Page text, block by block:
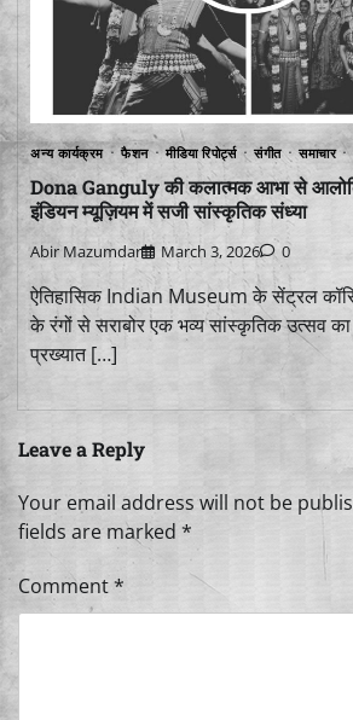
अन्य कार्यक्रम फैशन मीडिया रिपोर्ट्स संगीत समाचार
Dona Ganguly की कलात्मक आभा से
इंडियन म्यूज़ियम में सजी सांस्कृतिक संध्या
Abir Mazumdar March 3, 2026 0
ऐतिहासिक Indian Museum के सेंट्रल
के रंगों से सराबोर एक भव्य सांस्कृतिक उत्सव
प्रख्यात […]
Leave a Reply
Your email address will not be
fields are marked *
Comment*